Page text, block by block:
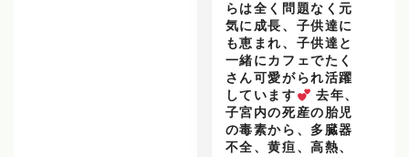
らは全く問題なく元
気に成長、子供達に
も恵まれ、子供達と
一緒にカフェでたく
さん可愛がられ活躍
しています
去年、
子宮内の死産の胎児
の毒素から、多臓器
不全、黄疸、高熱、